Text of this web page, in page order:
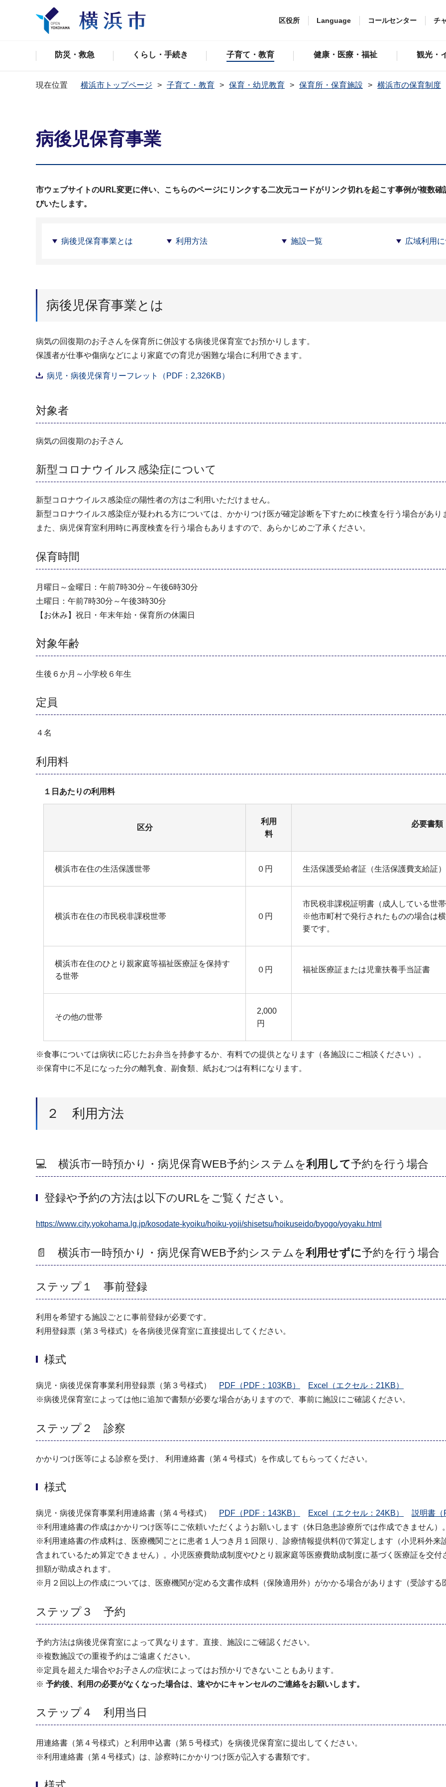
区役所 Language コールセンター チ
防災・救急 くらし・手続き 子育て・教育 健康・医療・福祉 観光・
現在位置 横浜市トップページ 子育て・教育 保育・幼児教育 保育所・保育施設 横浜市の保育制度
病後児保育事業
市ウェブサイトのURL変更に伴い、こちらのページにリンクする二次元コードがリンク切れを起こす事例が複数
びいたします。
病後児保育事業とは 利用方法 施設一覧 広域利用
病後児保育事業とは
病気の回復期のお子さんを保育所に併設する病後児保育室でお預かりします。
保護者が仕事や傷病などにより家庭での育児が困難な場合に利用できます。
病児・病後児保育リーフレット（PDF：2,326KB）
対象者
病気の回復期のお子さん
新型コロナウイルス感染症について
新型コロナウイルス感染症の陽性者の方はご利用いただけません。
新型コロナウイルス感染症が疑われる方については、かかりつけ医が確定診断を下すために検査を行う場合があり
また、病児保育室利用時に再度検査を行う場合もありますので、あらかじめご了承ください。
保育時間
月曜日～金曜日：午前7時30分～午後6時30分
土曜日：午前7時30分～午後3時30分
【お休み】祝日・年末年始・保育所の休園日
対象年齢
生後６か月～小学校６年生
定員
４名
利用料
１日あたりの利用料
区分
利用
料
必要書類
横浜市在住の生活保護世帯 ０円 生活保護受給者証（生活保護費支給証
横浜市在住の市民税非課税世帯 ０円
市民税非課税証明書（成人している世
※他市町村で発行されたものの場合は
要です。
横浜市在住のひとり親家庭等福祉医療証を保持す
る世帯
０円 福祉医療証または児童扶養手当証書
その他の世帯
2,000
円
※食事については病状に応じたお弁当を持参するか、有料での提供となります（各施設にご相談ください）。
※保育中に不足になった分の離乳食、副食類、紙おむつは有料になります。
２ 利用方法
💻 横浜市一時預かり・病児保育WEB予約システムを利用して予約を行う場合
登録や予約の方法は以下のURLをご覧ください。
https://www.city.yokohama.lg.jp/kosodate-kyoiku/hoiku-yoji/shisetsu/hoikuseido/byogo/yoyaku.html
📄 横浜市一時預かり・病児保育WEB予約システムを利用せずに予約を行う場合
ステップ１ 事前登録
利用を希望する施設ごとに事前登録が必要です。
利用登録票（第３号様式）を各病後児保育室に直接提出してください。
様式
病児・病後児保育事業利用登録票（第３号様式） PDF（PDF：103KB）
Excel（エクセル：21KB）
※病後児保育室によっては他に追加で書類が必要な場合がありますので、事前に施設にご確認ください。
ステップ２ 診察
かかりつけ医等による診察を受け、 利用連絡書（第４号様式）を作成してもらってください。
様式
病児・病後児保育事業利用連絡書（第４号様式） PDF（PDF：143KB） Excel（エクセル：24KB）
説明書（
※利用連絡書の作成はかかりつけ医等にご依頼いただくようお願いします（休日急患診療所では作成できません）
※利用連絡書の作成料は、医療機関ごとに患者１人つき月１回限り、診療情報提供料(I)で算定します（小児科外来
含まれているため算定できません）。小児医療費助成制度やひとり親家庭等医療費助成制度に基づく医療証を交
担額が助成されます。
※月２回以上の作成については、医療機関が定める文書作成料（保険適用外）がかかる場合があります（受診する
ステップ３ 予約
予約方法は病後児保育室によって異なります。直接、施設にご確認ください。
※複数施設での重複予約はご遠慮ください。
※定員を超えた場合やお子さんの症状によってはお預かりできないこともあります。
※ 予約後、利用の必要がなくなった場合は、速やかにキャンセルのご連絡をお願いします。
ステップ４ 利用当日
用連絡書（第４号様式）と利用申込書（第５号様式）を病後児保育室に提出してください。
※利用連絡書（第４号様式）は、診察時にかかりつけ医が記入する書類です。